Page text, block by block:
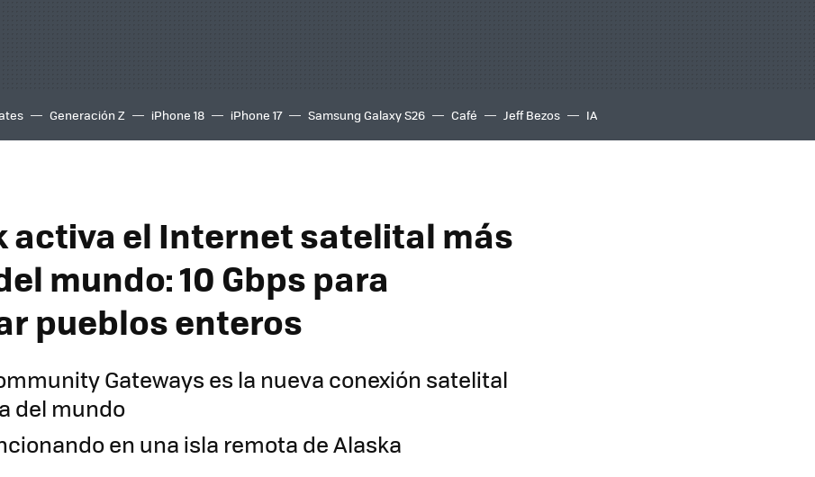
Generación Z iPhone 18 iPhone 17 Samsung Galaxy S26 Café Jeff Bezos IA
activa el Internet satelital más
mundo: 10 Gbps para
pueblos enteros
Gateways es la nueva conexión satelital
del mundo
en una isla remota de Alaska